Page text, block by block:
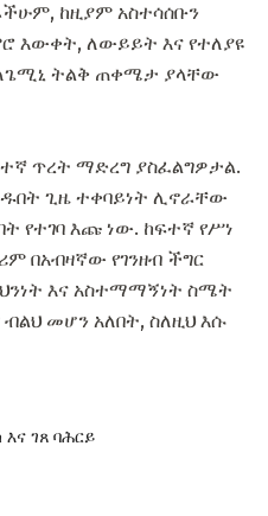
ከዚያም አስተሳሰቡን
እውቀት, ለውይይት እና የተለያዩ
ትልቅ ጠቀሜታ ያላቸው
ጥረት ማድረግ ያስፈልግዎታል.
ጊዜ ተቀባይነት ሊኖራቸው
የተገባ እጩ ነው. ከፍተኛ የሥነ
በአብዛኛው የገንዘብ ችግር
እና አስተማማኝነት ስሜት
መሆን አለበት, ስለዚህ እሱ
ገጸ ባሕርይ